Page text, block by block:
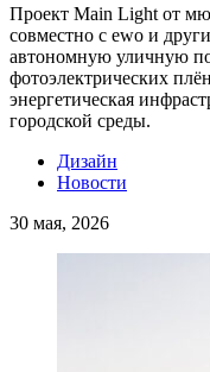
Проект Main Light от
совместно с ewo и
автономную уличную
фотоэлектрических
энергетическая
городской среды.
Дизайн
Новости
30 мая, 2026